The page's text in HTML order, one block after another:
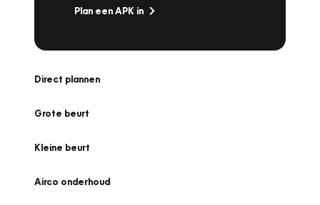
Plan een APK in
Direct plannen
Grote beurt
Kleine beurt
Airco onderhoud